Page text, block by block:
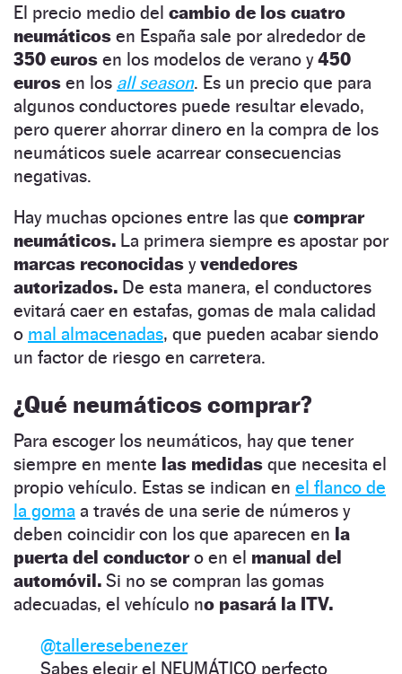
El precio medio del cambio de los cuatro
neumáticos en España sale por alrededor de
350 euros en los modelos de verano y450
euros en los all season. Es un precio que para
algunos conductores puede resultar elevado,
pero querer ahorrar dinero en la compra de los
neumáticos suele acarrear consecuencias
negativas.
Hay muchas opciones entre las que comprar
neumáticos. La primera siempre es apostar por
marcas reconocidas yvendedores
autorizados. De esta manera, el conductores
evitará caer en estafas, gomas de mala calidad
o mal almacenadas, que pueden acabar siendo
un factor de riesgo en carretera.
¿Qué neumáticos comprar?
Para escoger los neumáticos, hay que tener
siempre en mente las medidas que necesita el
propio vehículo. Estas se indican en el flanco de
la goma a través de una serie de números y
deben coincidir con los que aparecen en la
puerta del conductoro en el manual del
automóvil. Si no se compran las gomas
adecuadas, el vehículo no pasará la ITV.
@talleresebenezer
Sabes elegir el NEUMÁTICO perfecto